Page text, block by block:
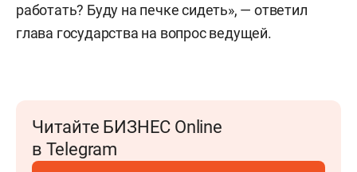
работать? Буду на печке сидеть», — ответил
глава государства на вопрос ведущей.
Читайте БИЗНЕС Online
в Telegram